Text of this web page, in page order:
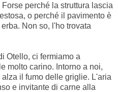
perché la struttura lascia
o perché il pavimento è
Non so, l'ho trovata
Otello, ci fermiamo a
molto carino. Intorno a noi,
il fumo delle griglie. L'aria
e invitante di carne alla